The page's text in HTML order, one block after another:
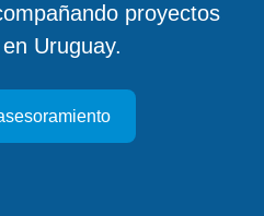
proyectos
Uruguay.